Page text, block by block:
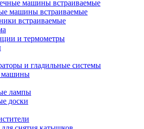
Аксессуары эми
Ди-джейское оборудование
Плееры blu-ray и dvd
Проекционное оборудование
Аксессуары для проекционного
Интерактивные доски
Кронштейны для проекторов
Проекторы
Экраны
машины встраиваемые
машины встраиваемые
встраиваемые
и термометры
и гладильные системы
лампы
доски